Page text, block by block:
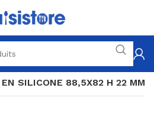
SILICONE 88,5X82 H 22 MM